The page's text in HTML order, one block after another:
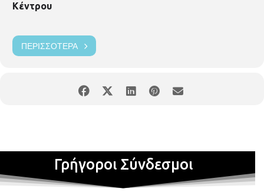
Κέντρου
ΠΕΡΙΣΣΌΤΕΡΑ
Γρήγοροι Σύνδεσμοι